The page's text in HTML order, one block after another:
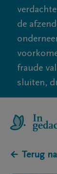
de
fraude
sluiten,
← Terug